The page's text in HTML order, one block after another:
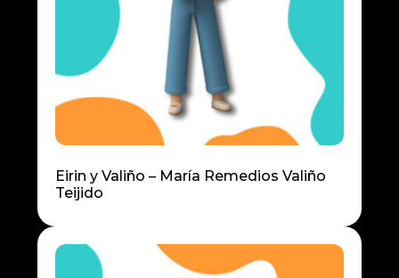
Eirin y Valiño – María Remedios Valiño
Teijido